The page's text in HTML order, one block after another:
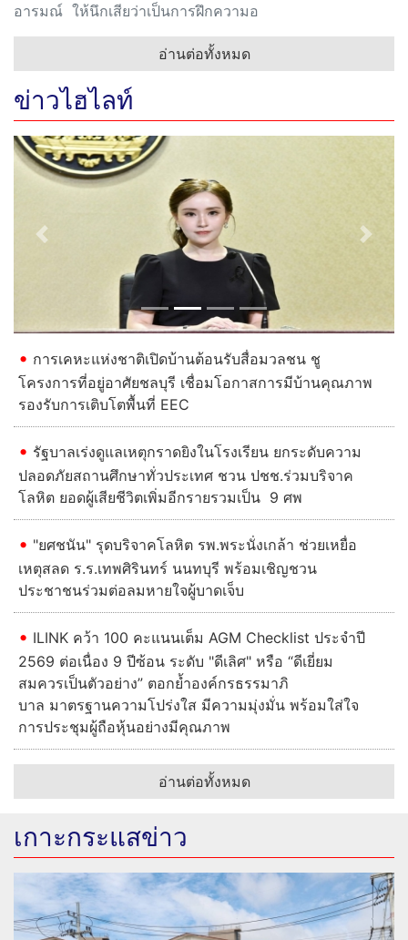
อารมณ์ ให้นึกเสียว่าเป็นการฝึกความอ
อ่านต่อทั้งหมด
ข่าวไฮไลท์
Previous Next
การเคหะแห่งชาติเปิดบ้านต้อนรับสื่อมวลชน ชู
โครงการที่อยู่อาศัยชลบุรี เชื่อมโอกาสการมีบ้านคุณภาพ
รองรับการเติบโตพื้นที่ EEC
รัฐบาลเร่งดูแลเหตุกราดยิงในโรงเรียน ยกระดับความ
ปลอดภัยสถานศึกษาทั่วประเทศ ชวน ปชช.ร่วมบริจาค
โลหิต ยอดผู้เสียชีวิตเพิ่มอีกรายรวมเป็น 9 ศพ
"ยศชนัน" รุดบริจาคโลหิต รพ.พระนั่งเกล้า ช่วยเหยื่อ
เหตุสลด ร.ร.เทพศิรินทร์ นนทบุรี พร้อมเชิญชวน
ประชาชนร่วมต่อลมหายใจผู้บาดเจ็บ
ILINK คว้า 100 คะแนนเต็ม AGM Checklist ประจำปี
2569 ต่อเนื่อง 9 ปีซ้อน ระดับ "ดีเลิศ" หรือ “ดีเยี่ยม
สมควรเป็นตัวอย่าง” ตอกย้ำองค์กรธรรมาภิ
บาล มาตรฐานความโปร่งใส มีความมุ่งมั่น พร้อมใส่ใจ
การประชุมผู้ถือหุ้นอย่างมีคุณภาพ
อ่านต่อทั้งหมด
เกาะกระแสข่าว